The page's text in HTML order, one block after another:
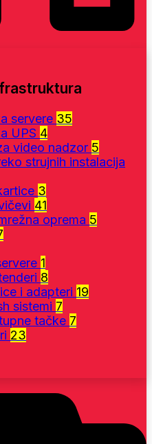
servere 35
UPS 4
video nadzor 5
strujnih instalacija
3
41
oprema 5
1
8
i adapteri 19
sistemi 7
tačke 7
23